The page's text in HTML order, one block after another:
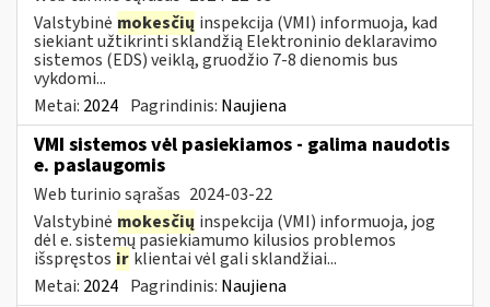
Valstybinė mokesčių inspekcija (VMI) informuoja, kad
siekiant užtikrinti sklandžią Elektroninio deklaravimo
sistemos (EDS) veiklą, gruodžio 7-8 dienomis bus
vykdomi...
Metai: 2024 Pagrindinis: Naujiena
VMI sistemos vėl pasiekiamos - galima naudotis
e. paslaugomis
Web turinio sąrašas 2024-03-22
Valstybinė mokesčių inspekcija (VMI) informuoja, jog
dėl e. sistemų pasiekiamumo kilusios problemos
išspręstos ir klientai vėl gali sklandžiai...
Metai: 2024 Pagrindinis: Naujiena